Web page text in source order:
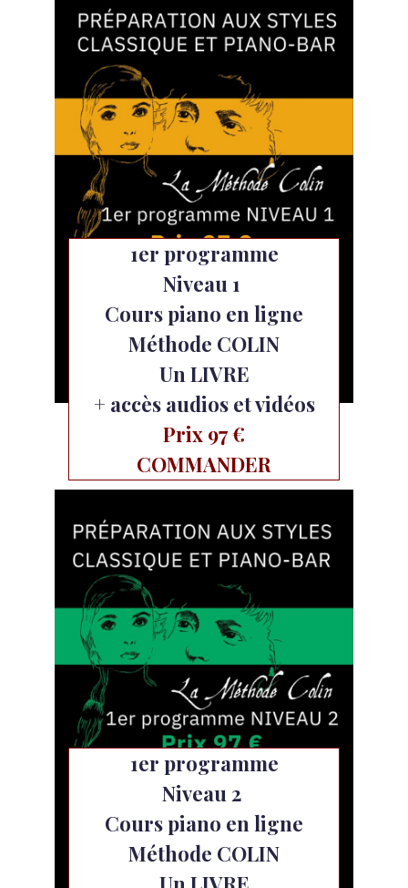
1er programme
Niveau 1
Cours piano en ligne
Méthode COLIN
Un LIVRE
+ accès audios et vidéos
Prix 97 €
COMMANDER
1er programme
Niveau 2
Cours piano en ligne
Méthode COLIN